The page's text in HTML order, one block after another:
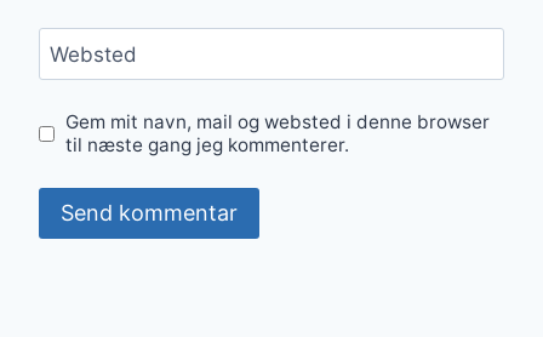
Websted
Gem mit navn, mail og websted i denne browser
til næste gang jeg kommenterer.